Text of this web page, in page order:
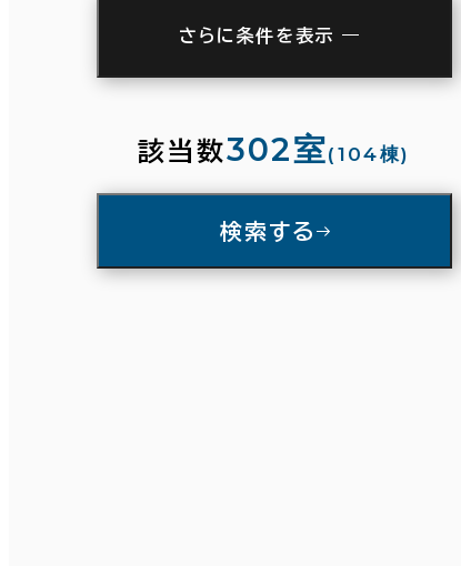
入居可能時期
さらに条件を表示
該当数302室(104棟)
検索する
賃料選択（共益費含）
坪単価 月総額
～